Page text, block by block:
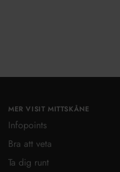
MER VISIT MITTSKÅNE
Infopoints
Bra att veta
Ta dig runt